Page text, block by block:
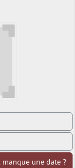
manque une date ?